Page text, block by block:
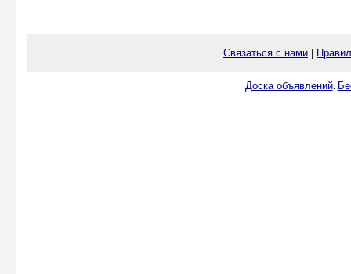
Связаться с нами
Доска объявлений.